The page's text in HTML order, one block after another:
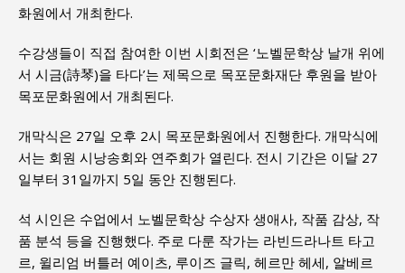
화원에서 개최한다.
수강생들이 직접 참여한 이번 시회전은 ‘노벨문학상 날개 위에
서 시금(詩琴)을 타다’는 제목으로 목포문화재단 후원을 받아
목포문화원에서 개최된다.
개막식은 27일 오후 2시 목포문화원에서 진행한다. 개막식에
서는 회원 시낭송회와 연주회가 열린다. 전시 기간은 이달 27
일부터 31일까지 5일 동안 진행된다.
석 시인은 수업에서 노벨문학상 수상자 생애사, 작품 감상, 작
품 분석 등을 진행했다. 주로 다룬 작가는 라빈드라나트 타고
르, 윌리엄 버틀러 예이츠, 루이즈 글릭, 헤르만 헤세, 알베르